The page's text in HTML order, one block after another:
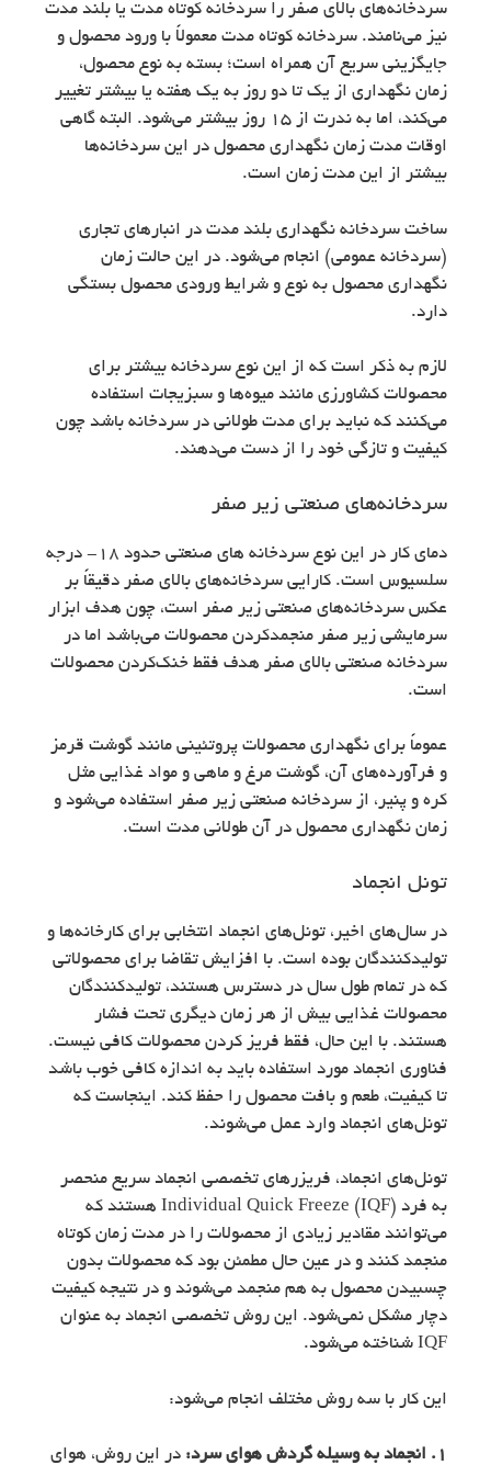
سردخانه‌های بالای صفر را سردخانه کوتاه مدت یا بلند مدت
نیز می‌نامند. سردخانه کوتاه مدت معمولاً با ورود محصول و
جایگزینی سریع آن همراه است؛ بسته به نوع محصول،
زمان نگهداری از یک تا دو روز به یک هفته یا بیشتر تغییر
می‌کند، اما به ندرت از 15 روز بیشتر می‌شود. البته گاهی
اوقات مدت زمان نگهداری محصول در این سردخانه‌ها
بیشتر از این مدت زمان است.
ساخت سردخانه نگهداری بلند مدت در انبارهای تجاری
(سردخانه عمومی) انجام می‌شود. در این حالت زمان
نگهداری محصول به نوع و شرایط ورودی محصول بستگی
دارد.
لازم به ذکر است که از این نوع سردخانه بیشتر برای
محصولات کشاورزی مانند میوه‌ها و سبزیجات استفاده
می‌کنند که نباید برای مدت طولانی در سردخانه باشد چون
کیفیت و تازگی خود را از دست می‌دهند.
سردخانه‌های صنعتی زیر صفر
دمای کار در این نوع سردخانه های صنعتی حدود ۱۸- درجه
سلسیوس است. کارایی سردخانه‌های بالای صفر دقیقاً بر
عکس سردخانه‌های صنعتی زیر صفر است، چون هدف ابزار
سرمایشی زیر صفر منجمدکردن محصولات می‌باشد اما در
سردخانه‌ صنعتی بالای صفر هدف فقط خنک‌کردن محصولات
است.
عموماً برای نگهداری محصولات پروتئینی مانند گوشت قرمز
و فرآورده‌های آن، گوشت مرغ و ماهی و مواد غذایی مثل
کره و پنیر، از سردخانه صنعتی زیر صفر استفاده می‌شود و
زمان نگهداری محصول در آن طولانی مدت است.
تونل انجماد
در سال‌های اخیر، تونل‌های انجماد انتخابی برای کارخانه‌ها و
تولیدکنندگان بوده است. با افزایش تقاضا برای محصولاتی
که در تمام طول سال در دسترس هستند، تولیدکنندگان
محصولات غذایی بیش از هر زمان دیگری تحت فشار
هستند. با این حال، فقط فریز کردن محصولات کافی نیست.
فناوری انجماد مورد استفاده باید به اندازه کافی خوب باشد
تا کیفیت، طعم و بافت محصول را حفظ کند. اینجاست که
تونل‌های انجماد وارد عمل می‌شوند.
تونل‌های انجماد، فریزرهای تخصصی انجماد سریع منحصر
به فرد Individual Quick Freeze (IQF) هستند که
می‌توانند مقادیر زیادی از محصولات را در مدت زمان کوتاه
منجمد کنند و در عین حال مطمئن بود که محصولات بدون
چسبیدن محصول به هم منجمد می‌شوند و در نتیجه کیفیت
دچار مشکل نمی‌شود. این روش تخصصی انجماد به عنوان
IQF شناخته می‌شود.
این کار با سه روش مختلف انجام می‌شود:
1. انجماد به وسیله گردش هوای سرد: در این روش، هوای